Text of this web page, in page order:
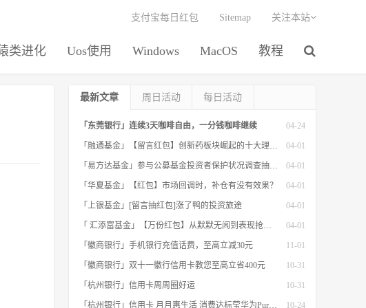
类进化 Uos使用 Windows MacOS 教程
支付宝每日红包 Sitemap 关注本站
最新文章 周日活动 每日活动
04-24
「东莞银行」连续3天咖啡自由，一分钱咖啡继续
04-01
「融通基金」【留言红包】创新药板块崛起的十大理由！
04-01
「易方达基金」参与公募基金投资者保护状况调查抽红包
04-01
「华夏基金」【红包】市场回调时，补仓有没有效果？
04-01
「上银基金」[留言抽红包]​涨了鸭的投资旅途
04-01
「 汇添富基金」【万份红包】从默默无闻到表现抢眼，有色金属经历了什么？
11-01
「徽商银行」手机银行充值话费，至高立减30元
10-31
「徽商银行」双十一徽行信用卡教您至高立省400元
10-31
「杭州银行」信用卡周周圈好运
10-24
「杭州银行」信用卡 月月惠生活 消费达标莹华为PuraX MateBook14等好礼